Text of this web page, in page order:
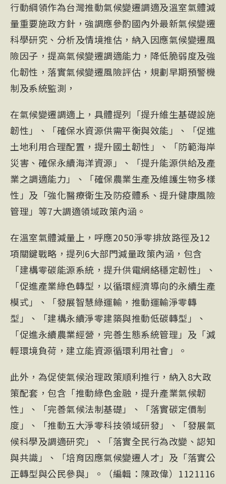
行動綱領作為台灣推動氣候變遷調適及溫室氣體減
量重要施政方針，強調應參酌國內外最新氣候變遷
科學研究、分析及情境推估，納入因應氣候變遷風
險因子，提高氣候變遷調適能力，降低脆弱度及強
化韌性，落實氣候變遷風險評估，規劃早期預警機
制及系統監測，
在氣候變遷調適上，具體提列「提升維生基礎設施
韌性」、「確保水資源供需平衡與效能」、「促進
土地利用合理配置，提升國土韌性」、「防範海岸
災害、確保永續海洋資源」、「提升能源供給及產
業之調適能力」、「確保農業生產及維護生物多樣
性」及「強化醫療衛生及防疫體系、提升健康風險
管理」等7大調適領域政策內涵。
在溫室氣體減量上，呼應2050淨零排放路徑及12
項關鍵戰略，提列6大部門減量政策內涵，包含
「建構零碳能源系統，提升供電網絡穩定韌性」、
「促進產業綠色轉型，以循環經濟導向的永續生產
模式」、「發展智慧綠運輸，推動運輸淨零轉
型」、「建構永續淨零建築與推動低碳轉型」、
「促進永續農業經營，完善生態系統管理」及「減
輕環境負荷，建立能資源循環利用社會」。
此外，為促使氣候治理政策順利推行，納入8大政
策配套，包含「推動綠色金融，提升產業氣候韌
性」、「完善氣候法制基礎」、「落實碳定價制
度」、「推動五大淨零科技領域研發」、「發展氣
候科學及調適研究」、「落實全民行為改變、認知
與共識」、「培育因應氣候變遷人才」及「落實公
正轉型與公民參與」。（編輯：陳政偉）1121116